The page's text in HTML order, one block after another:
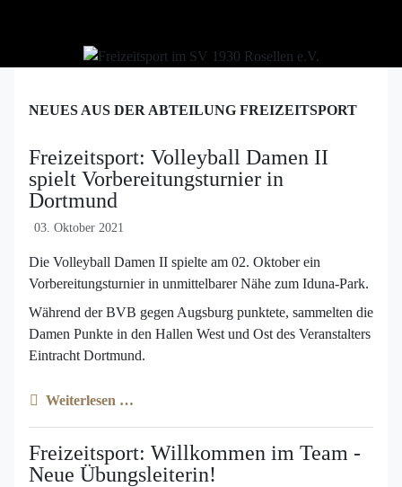
NEUES AUS DER ABTEILUNG FREIZEITSPORT
Freizeitsport: Volleyball Damen II
spielt Vorbereitungsturnier in
Dortmund
03. Oktober 2021
Die Volleyball Damen II spielte am 02. Oktober ein
Vorbereitungsturnier in unmittelbarer Nähe zum Iduna-Park.
Während der BVB gegen Augsburg punktete, sammelten die
Damen Punkte in den Hallen West und Ost des Veranstalters
Eintracht Dortmund.
Weiterlesen …
Freizeitsport: Willkommen im Team -
Neue Übungsleiterin!